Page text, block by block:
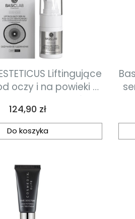
Liftingujące
oczy i na powieki z
peptydów i
15ml
Cena
124,90 zł
Do koszyka